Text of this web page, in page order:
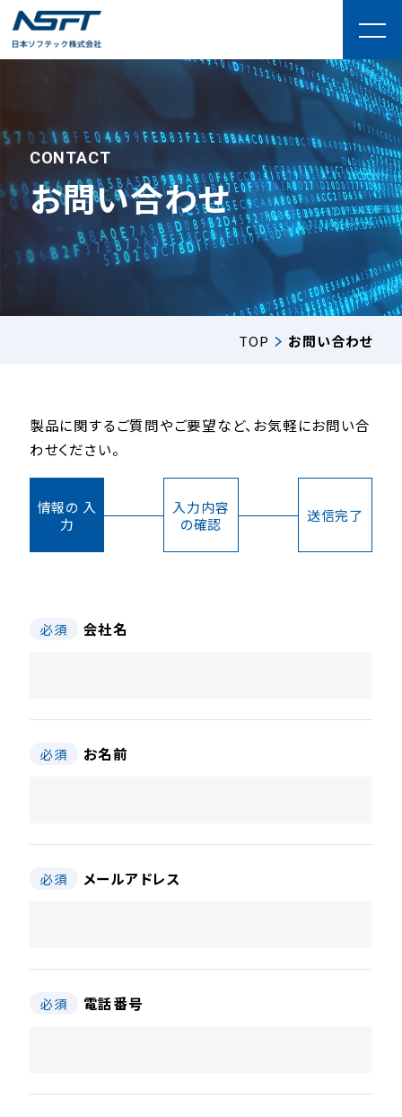
CONTACT
お問い合わせ
TOP お問い合わせ
製品に関するご質問やご要望など、お気軽にお問い合
わせください。
情報の 入
力
入力内容
の確認
送信完了
必須 会社名
必須 お名前
必須 メールアドレス
必須 電話番号